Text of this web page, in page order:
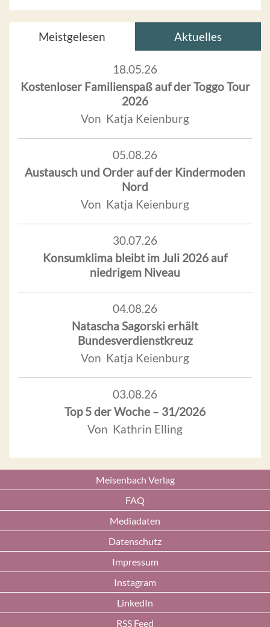
Meistgelesen Aktuelles
18.05.26
Kostenloser Familienspaß auf der Toggo Tour
2026
Von Katja Keienburg
05.08.26
Austausch und Order auf der Kindermoden
Nord
Von Katja Keienburg
30.07.26
Konsumklima bleibt im Juli 2026 auf
niedrigem Niveau
04.08.26
Natascha Sagorski erhält
Bundesverdienstkreuz
Von Katja Keienburg
03.08.26
Top 5 der Woche – 31/2026
Von Kathrin Elling
Meisenbach Verlag
FAQ
Mediadaten
Datenschutz
Impressum
Instagram
LinkedIn
RSS Feed